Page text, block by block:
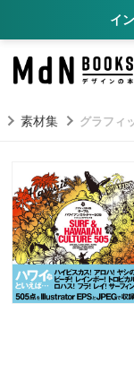
イ
素材集 グラフィ